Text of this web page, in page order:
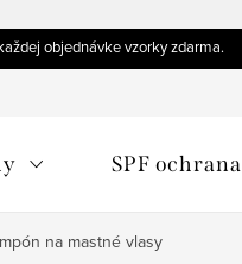
objednávke vzorky zdarma.
SPF ochrana
na mastné vlasy